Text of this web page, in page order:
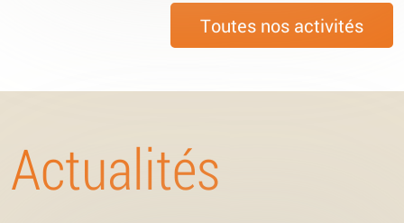
Toutes nos activités
Actualités